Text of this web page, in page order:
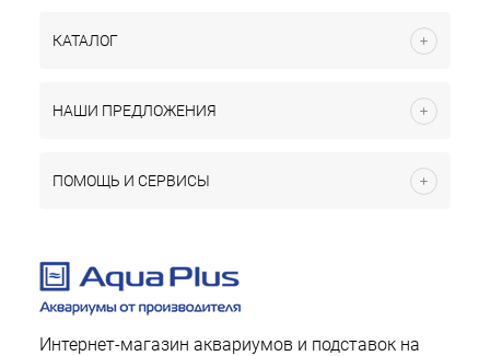
КАТАЛОГ
НАШИ ПРЕДЛОЖЕНИЯ
ПОМОЩЬ И СЕРВИСЫ
Интернет-магазин аквариумов и подставок на